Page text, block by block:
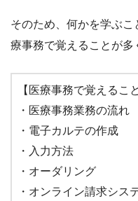
そのため、何かを学ぶ
療事務で覚えることが多
【医療事務で覚えること
・医療事務業務の流れ
・電子カルテの作成
・入力方法
・オーダリング
・オンライン請求シス